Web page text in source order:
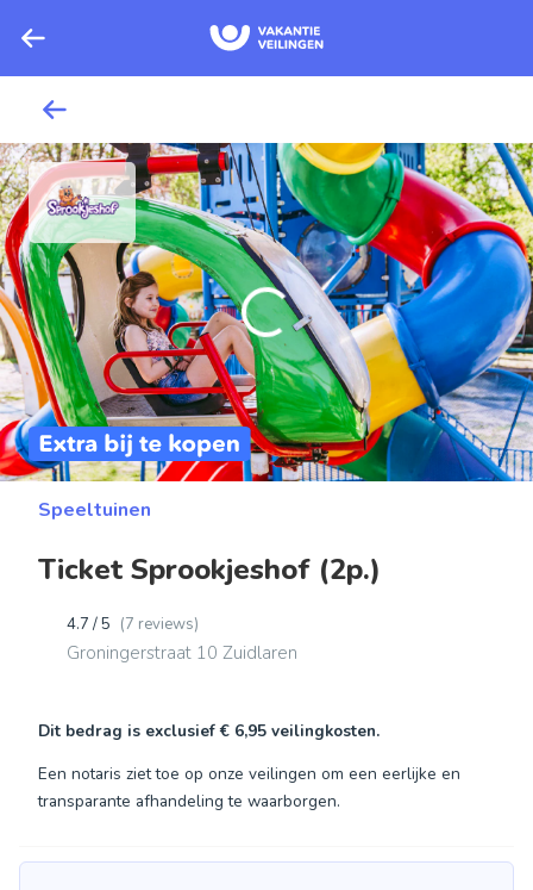
Speeltuinen
Ticket Sprookjeshof (2p.)
4.7 / 5 (7 reviews)
Groningerstraat 10 Zuidlaren
Dit bedrag is exclusief€ 6,95 veilingkosten.
Een notaris ziet toe op onze veilingen om een eerlijke en
transparante afhandeling te waarborgen.